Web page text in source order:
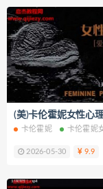
卡伦霍妮 卡伦霍妮
2026-05-30 9.9